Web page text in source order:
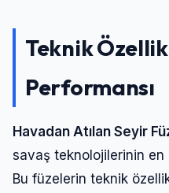
Teknik
Performansı
Havadan Atılan Seyir
savaş teknolojilerinin en
Bu füzelerin teknik